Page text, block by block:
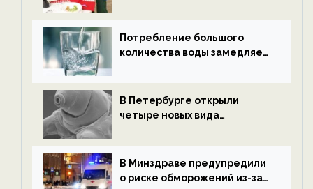
Потребление большого
количества воды замедляет
В Петербурге открыли
четыре новых вида
экологии на ECOportal
В Минздраве предупредили
о риске обморожений из-за